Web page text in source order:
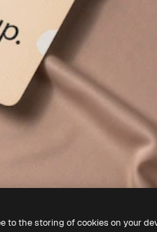
to the storing of cookies on your